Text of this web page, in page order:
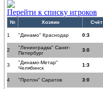
Перейти к списку игроков
№ Хозяин Счёт
1 "Динамо" Краснодар 0:3
2
"Ленинградка" Санкт-
Петербург
3:0
3
"Динамо-Метар"
Челябинск
1:3
4 "Протон" Саратов 3:0